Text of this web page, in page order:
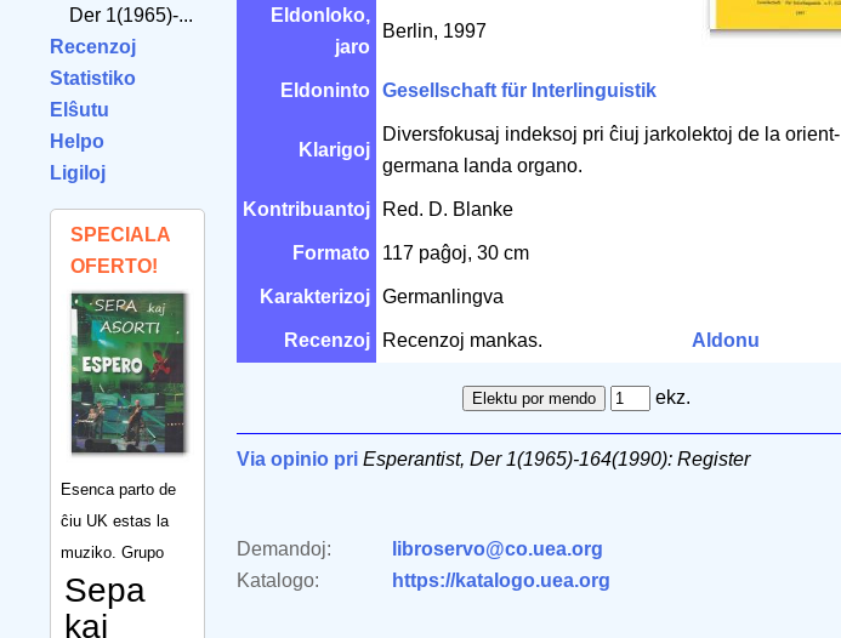
Der 1(1965)-...
Recenzoj
Statistiko
Elŝutu
Helpo
Ligiloj
SPECIALA
OFERTO!
Esenca parto de
ĉiu UK estas la
muziko. Grupo
Sepa
kaj
Eldonloko,
jaro
Berlin, 1997
Eldoninto Gesellschaft für Interlinguistik
Klarigoj
Diversfokusaj indeksoj pri ĉiuj jarkolektoj de la orient-
germana landa organo.
Kontribuantoj Red. D. Blanke
Formato 117 paĝoj, 30 cm
Karakterizoj Germanlingva
Recenzoj Recenzoj mankas. Aldonu
ekz.
Via opinio pri Esperantist, Der 1(1965)-164(1990): Register
Demandoj:
libroservo@co.uea.org
Katalogo:
https://katalogo.uea.org